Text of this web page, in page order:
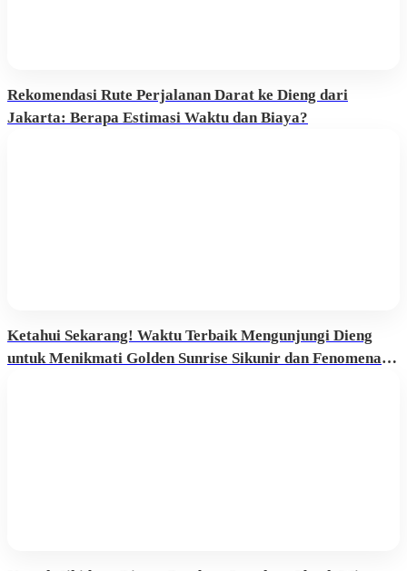
Rekomendasi Rute Perjalanan Darat ke Dieng dari
Jakarta: Berapa Estimasi Waktu dan Biaya?
Ketahui Sekarang! Waktu Terbaik Mengunjungi Dieng
untuk Menikmati Golden Sunrise Sikunir dan Fenomena